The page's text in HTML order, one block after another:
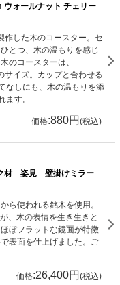
ォールナット チェリー
作した木のコースター。セ
とつ、木の温もりを感じ
のコースターは、
サイズ。カップと合わせる
なしにも、木の温もりを添
ます。
価格:880円 (税込)
材 姿見 壁掛けミラー
ら使われる銘木を使用。
、木の表情を生き生きと
ぼフラットな鏡面が特徴
表面を仕上げました。ご
価格:26,400円 (税込)